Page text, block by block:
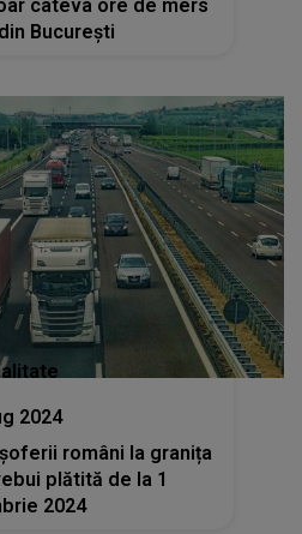
câteva ore de mers
București
2024
români la granița
plătită de la 1
2024